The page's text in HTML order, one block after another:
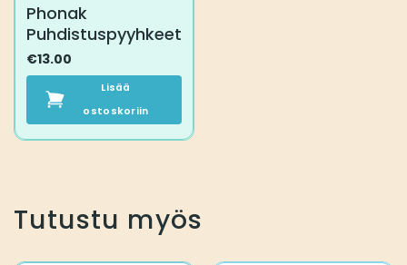
Phonak
Puhdistuspyyhkeet
€13.00
Lisää
ostoskoriin
Tutustu myös